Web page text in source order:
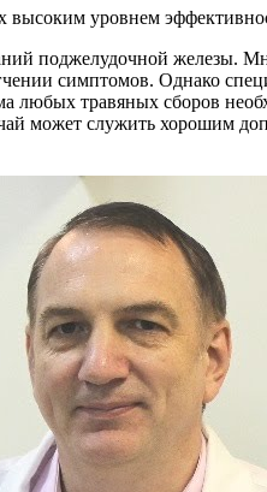
высоким уровнем
поджелудочной железы.
симптомов. Однако
травяных сборов
может служить хорошим